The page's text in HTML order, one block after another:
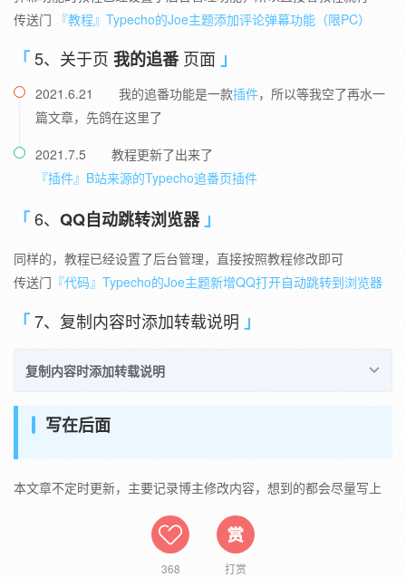
         格式：请填写前端代码，不会写请勿填写 <br />
) ;
$JCustomAside
$form
->addInput ($JCustomAside
public/footer.php 引用就行了
（2）添加打赏功能
然后再在 handle.php 里添加打赏功能代码
此处内容作者设置了
我这里把 css 另外放在了 assets/css/custom.css
统一管理
如果把样式放在了外部，记得引入相关样式表哦，在
public/include.php 引入样式表
PE端的直接在 public/header.php 相应位置添加以下代码就
代码 添加位置
传送门
『教程』Typecho的Joe主题添加评论弹幕功能（限PC）
5、关于页 我的追番页面
2021.6.21 我的追番功能是一款插件，所以等我空了再水一
篇文章，先鸽在这里了
2021.7.5 教程更新了出来了
『插件』B站来源的Typecho追番页插件
6、 QQ自动跳转浏览器
同样的，教程已经设置了后台管理，直接按照教程修改即可
传送门 『代码』Typecho的Joe主题新增QQ打开自动跳转到浏览器
7、复制内容时添加转载说明
复制内容时添加转载说明
在post.php最下面添加
写在后面
本文章不定时更新，主要记录博主修改内容，想到的都会尽量写上
368 打赏